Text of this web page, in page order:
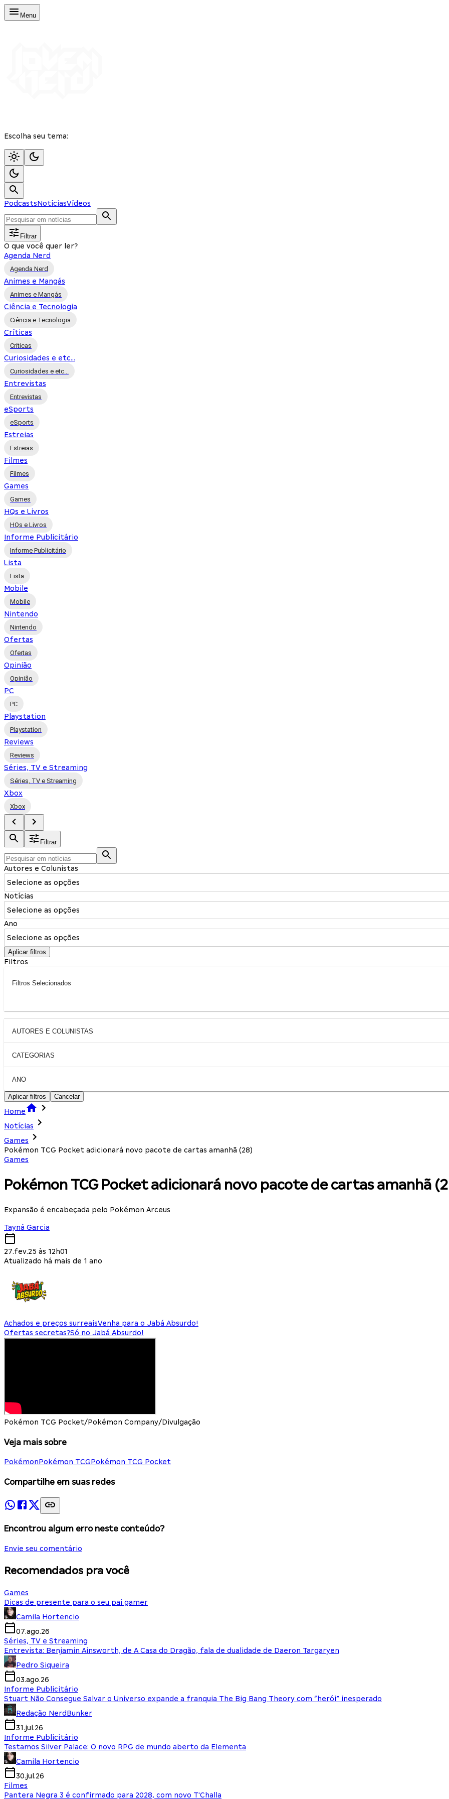
Menu
Escolha seu tema:
PodcastsNotíciasVídeos
Filtrar
O que você quer ler?
Agenda Nerd
Agenda Nerd
Animes e Mangás
Animes e Mangás
Ciência e Tecnologia
Ciência e Tecnologia
Críticas
Críticas
Curiosidades e etc...
Curiosidades e etc...
Entrevistas
Entrevistas
eSports
eSports
Estreias
Estreias
Filmes
Filmes
Games
Games
HQs e Livros
HQs e Livros
Informe Publicitário
Informe Publicitário
Lista
Lista
Mobile
Mobile
Nintendo
Nintendo
Ofertas
Ofertas
Opinião
Opinião
PC
PC
Playstation
Playstation
Reviews
Reviews
Séries, TV e Streaming
Séries, TV e Streaming
Xbox
Xbox
Filtrar
Autores e Colunistas
Selecione as opções
Notícias
Selecione as opções
Ano
Selecione as opções
Aplicar filtros
Filtros
Filtros Selecionados
AUTORES E COLUNISTAS
CATEGORIAS
ANO
Aplicar filtros Cancelar
Home
Notícias
Games
Pokémon TCG Pocket adicionará novo pacote de cartas amanhã (28)
Games
Pokémon TCG Pocket adicionará novo pacote de cartas amanhã
Expansão é encabeçada pelo Pokémon Arceus
Tayná Garcia
27.fev.25 às 12h01
Atualizado há mais de 1 ano
Achados e preços surreaisVenha para o Jabá Absurdo!
Ofertas secretas?Só no Jabá Absurdo!
Pokémon TCG Pocket/Pokémon Company/Divulgação
Veja mais sobre
PokémonPokémon TCGPokémon TCG Pocket
Compartilhe em suas redes
Encontrou algum erro neste conteúdo?
Envie seu comentário
Recomendados pra você
Games
Dicas de presente para o seu pai gamer
Camila Hortencio
07.ago.26
Séries, TV e Streaming
Entrevista: Benjamin Ainsworth, de A Casa do Dragão, fala de dualidade de Daeron Targaryen
Pedro Siqueira
03.ago.26
Informe Publicitário
Stuart Não Consegue Salvar o Universo expande a franquia The Big Bang Theory com “herói” inesperado
Redação NerdBunker
31.jul.26
Informe Publicitário
Testamos Silver Palace: O novo RPG de mundo aberto da Elementa
Camila Hortencio
30.jul.26
Filmes
Pantera Negra 3 é confirmado para 2028, com novo T'Challa